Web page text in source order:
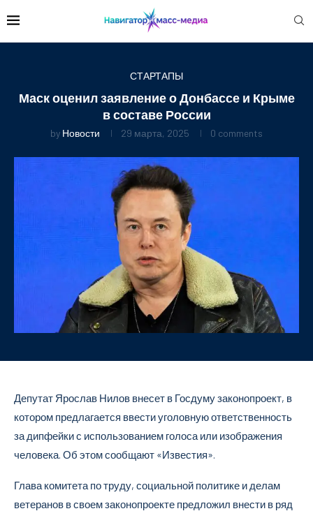
СТАРТАПЫ
Маск оценил заявление о Донбассе и Крыме
в составе России
by Новости 29 марта, 2025 0 comments
Депутат Ярослав Нилов внесет в Госдуму законопроект, в
котором предлагается ввести уголовную ответственность
за дипфейки с использованием голоса или изображения
человека. Об этом сообщают «Известия».
Глава комитета по труду, социальной политике и делам
ветеранов в своем законопроекте предложил внести в ряд